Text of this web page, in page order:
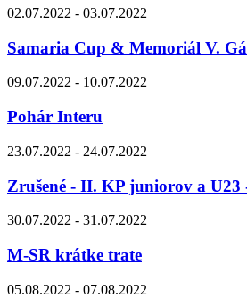
02.07.2022 - 03.07.2022
Samaria Cup & Memoriál V.
09.07.2022 - 10.07.2022
Pohár Interu
23.07.2022 - 24.07.2022
Zrušené - II. KP juniorov a U23
30.07.2022 - 31.07.2022
M-SR krátke trate
05.08.2022 - 07.08.2022